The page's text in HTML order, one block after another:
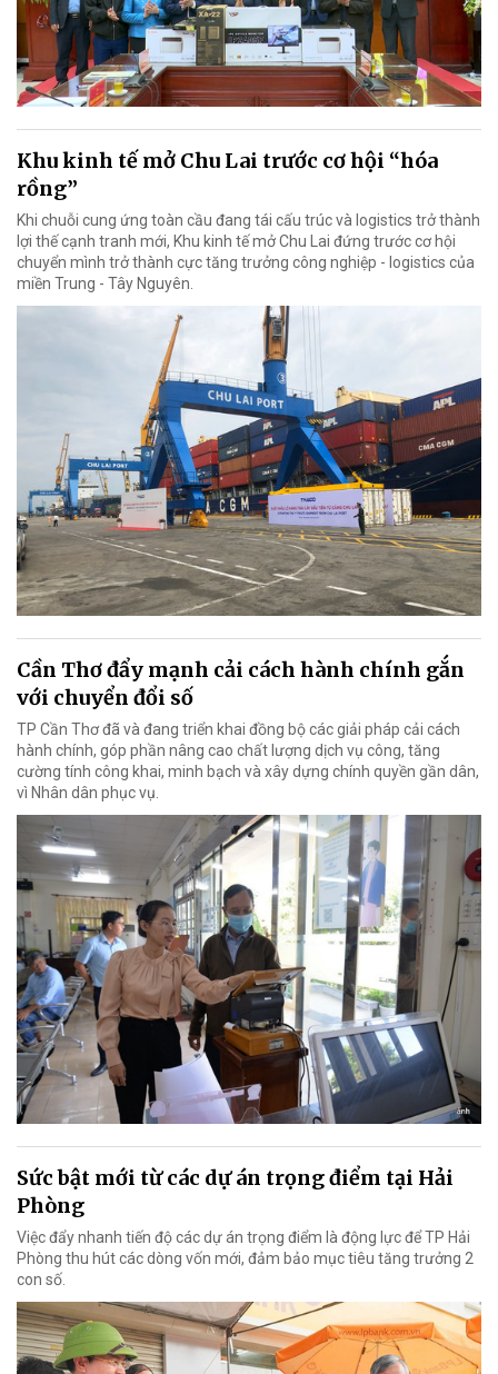
Khu kinh tế mở Chu Lai trước cơ hội “hóa
rồng”
Khi chuỗi cung ứng toàn cầu đang tái cấu trúc và logistics trở thành
lợi thế cạnh tranh mới, Khu kinh tế mở Chu Lai đứng trước cơ hội
chuyển mình trở thành cực tăng trưởng công nghiệp - logistics của
miền Trung - Tây Nguyên.
Cần Thơ đẩy mạnh cải cách hành chính gắn
với chuyển đổi số
TP Cần Thơ đã và đang triển khai đồng bộ các giải pháp cải cách
hành chính, góp phần nâng cao chất lượng dịch vụ công, tăng
cường tính công khai, minh bạch và xây dựng chính quyền gần dân,
vì Nhân dân phục vụ.
Sức bật mới từ các dự án trọng điểm tại Hải
Phòng
Việc đẩy nhanh tiến độ các dự án trọng điểm là động lực để TP Hải
Phòng thu hút các dòng vốn mới, đảm bảo mục tiêu tăng trưởng 2
con số.